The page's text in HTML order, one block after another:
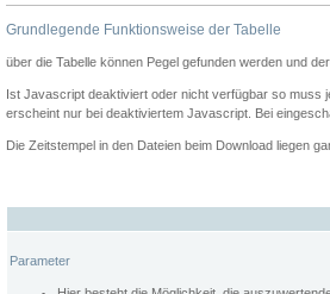
Grundlegende Funktionsweise der Tabelle
über die Tabelle können Pegel gefunden werden und
Ist Javascript deaktiviert oder nicht verfügbar so muss
erscheint nur bei deaktiviertem Javascript. Bei
Die Zeitstempel in den Dateien beim Download liegen
Parameter